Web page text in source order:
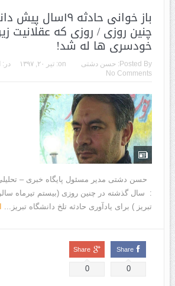
باز خوانی حادثه
چنین روزی / روزی که عقلانیت
خودسری ها له شد!
Posted By: حسن دشتی on: تیر ۲۰, ۱۳۹۷ در:
No Comments
حسن دشتی مدیر مسئول پایگاه خبری –
: سال گذشته در چنین روزی (بیستم تیرماه
تبریز ) برای یادآوری حادثه تلخ دانشگاه تبریز...
Share
0
Share
0